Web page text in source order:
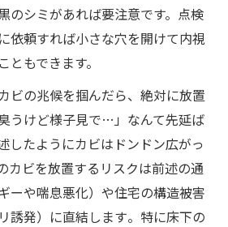
のシミがあれば要注意です。点検
依頼すれば小さな穴を開けて内視
もできます。
ビの兆候を掴んだら、絶対に放置
うけど様子見で…」なんて先延ば
したようにカビはドンドン広がっ
カビを放置するリスクは前述の通
ーや喘息悪化）や住宅の構造被害
誘発）に直結します​。特に床下の